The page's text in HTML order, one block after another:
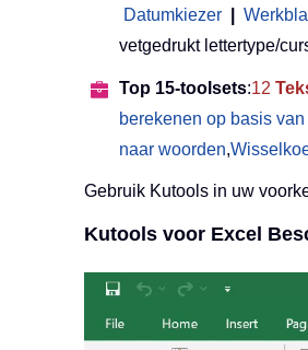
Datumkiezer
vetgedrukt lettertype/
Top 15-toolsets:12
berekenen op basis
naar woorden,
Gebruik Kutools in uw
Kutools voor Excel